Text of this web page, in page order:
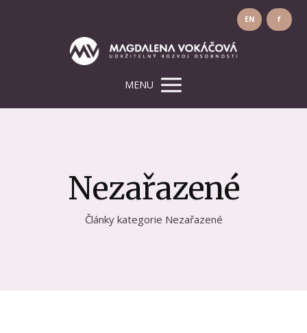
EN f
MENU
Nezařazené
Články kategorie Nezařazené